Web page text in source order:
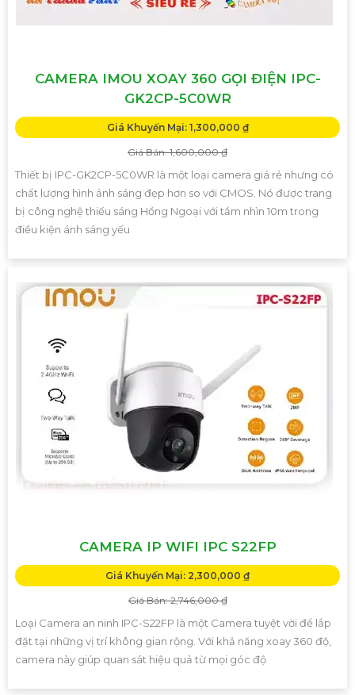
CAMERA IMOU XOAY 360 GỌI ĐIỆN IPC-
GK2CP-5C0WR
Giá Khuyến Mại: 1,300,000 ₫
Giá Bán: 1,600,000 ₫
Thiết bị IPC-GK2CP-5C0WR là một loại camera giá rẻ nhưng có
chất lượng hình ảnh sáng đẹp hơn so với CMOS. Nó được trang
bị công nghệ thiếu sáng Hồng Ngoại với tầm nhìn 10m trong
điều kiện ánh sáng yếu
CAMERA IP WIFI IPC S22FP
Giá Khuyến Mại: 2,300,000 ₫
Giá Bán: 2,746,000 ₫
Loại Camera an ninh IPC-S22FP là một Camera tuyệt vời để lắp
đặt tại những vị trí không gian rộng. Với khả năng xoay 360 độ,
camera này giúp quan sát hiệu quả từ mọi góc độ